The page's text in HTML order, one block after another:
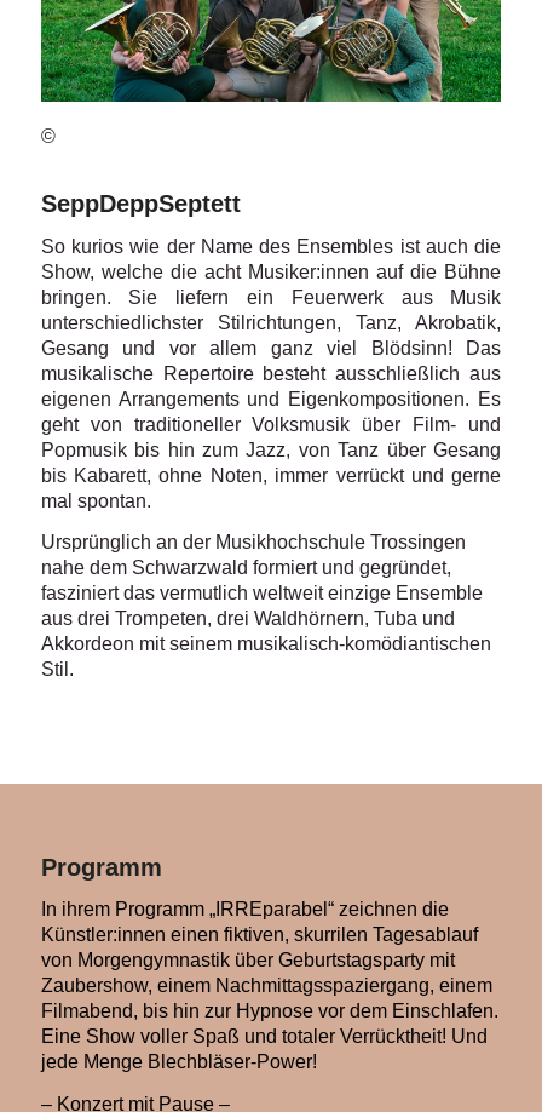
©
SeppDeppSeptett
So kurios wie der Name des Ensembles ist auch die
Show, welche die acht Musiker:innen auf die Bühne
bringen. Sie liefern ein Feuerwerk aus Musik
unterschiedlichster Stilrichtungen, Tanz, Akrobatik,
Gesang und vor allem ganz viel Blödsinn! Das
musikalische Repertoire besteht ausschließlich aus
eigenen Arrangements und Eigenkompositionen. Es
geht von traditioneller Volksmusik über Film- und
Popmusik bis hin zum Jazz, von Tanz über Gesang
bis Kabarett, ohne Noten, immer verrückt und gerne
mal spontan.
Ursprünglich an der Musikhochschule Trossingen
nahe dem Schwarzwald formiert und gegründet,
fasziniert das vermutlich weltweit einzige Ensemble
aus drei Trompeten, drei Waldhörnern, Tuba und
Akkordeon mit seinem musikalisch-komödiantischen
Stil.
Programm
In ihrem Programm „IRREparabel“ zeichnen die
Künstler:innen einen fiktiven, skurrilen Tagesablauf
von Morgengymnastik über Geburtstagsparty mit
Zaubershow, einem Nachmittagsspaziergang, einem
Filmabend, bis hin zur Hypnose vor dem Einschlafen.
Eine Show voller Spaß und totaler Verrücktheit! Und
jede Menge Blechbläser-Power!
– Konzert mit Pause –